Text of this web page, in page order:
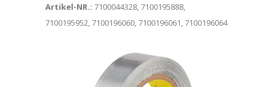
Artikel-NR.: 7100044328, 7100195888,
7100195952, 7100196060, 7100196061, 7100196064